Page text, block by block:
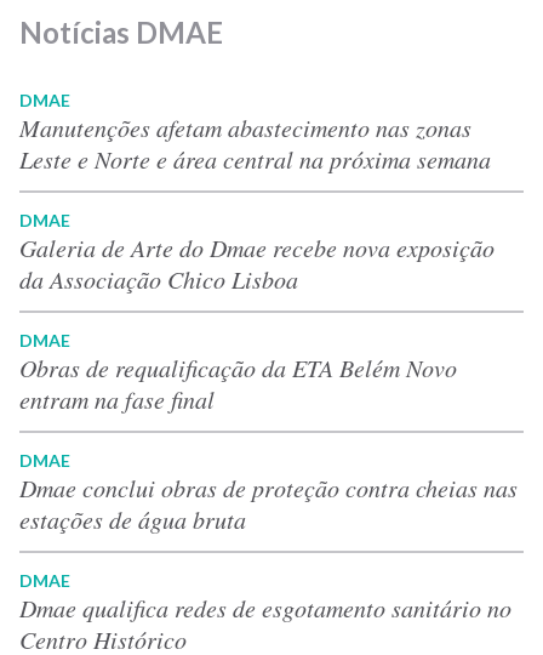
Notícias DMAE
DMAE
Manutenções afetam abastecimento nas zonas
Leste e Norte e área central na próxima semana
DMAE
Galeria de Arte do Dmae recebe nova exposição
da Associação Chico Lisboa
DMAE
Obras de requalificação da ETA Belém Novo
entram na fase final
DMAE
Dmae conclui obras de proteção contra cheias nas
estações de água bruta
DMAE
Dmae qualifica redes de esgotamento sanitário no
Centro Histórico